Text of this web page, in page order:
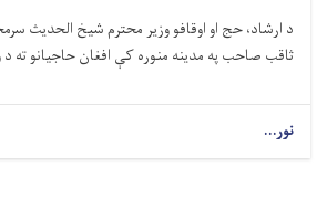
د ارشاد، حج او اوقافو وزیر محترم شیخ الحدیث
ثاقب صاحب په مدینه منوره کې افغان حاجیانو ته
نور...